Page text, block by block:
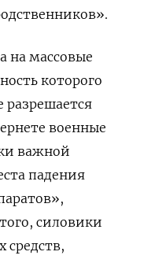
на массовые
которого
разрешается
военные
важной
падения
силовики
средств,